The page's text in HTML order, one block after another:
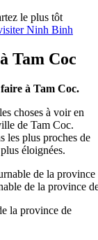
le plus tôt
Ninh Binh
Tam Coc
à Tam Coc.
choses à voir en
de Tam Coc.
les plus proches de
éloignées.
de la province
la province de